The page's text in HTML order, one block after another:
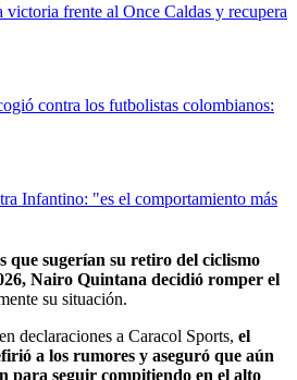
frente al Once Caldas y recupera
contra los futbolistas colombianos:
Infantino: "es el comportamiento más
que sugerían su retiro del ciclismo
Nairo Quintana decidió romper el
su situación.
declaraciones a Caracol Sports, el
a los rumores y aseguró que aún
para seguir compitiendo en el alto